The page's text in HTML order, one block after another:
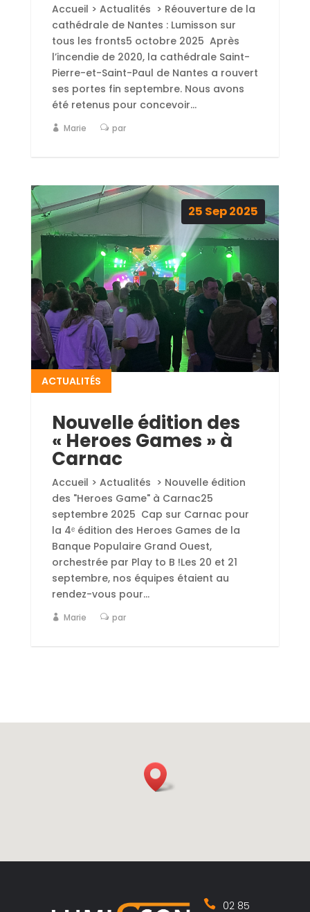
Accueil > Actualités > Réouverture de la
cathédrale de Nantes : Lumisson sur
tous les fronts5 octobre 2025 Après
l’incendie de 2020, la cathédrale Saint-
Pierre-et-Saint-Paul de Nantes a rouvert
ses portes fin septembre. Nous avons
été retenus pour concevoir...
Marie par
Nouvelle édition des
« Heroes Games » à
Carnac
ACTUALITÉS
Accueil > Actualités > Nouvelle édition
des "Heroes Game" à Carnac25
septembre 2025 Cap sur Carnac pour
la 4ᵉ édition des Heroes Games de la
Banque Populaire Grand Ouest,
orchestrée par Play to B !Les 20 et 21
septembre, nos équipes étaient au
rendez-vous pour...
Marie par
25 Sep2025
02 85